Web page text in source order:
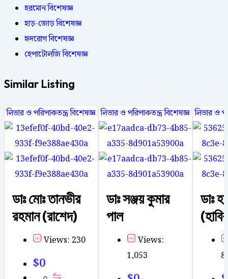
হরমোন বিশেষজ্ঞ
হাড়-জোড় বিশেষজ্ঞ
হৃদরোগ বিশেষজ্ঞ
হেপাটোলজি বিশেষজ্ঞ
Similar Listing
লিভার ও পরিপাকতন্ত্র বিশেষজ্ঞ
ডাঃ মোঃ তানভীর
রহমান (রাশেদ)
Views: 230
$0
লিভার ও পরিপাকতন্ত্র বিশেষজ্ঞ
ডাঃ সঞ্জয় কুমার
পাল
Views:
1,053
লিভার ও
ডাঃ